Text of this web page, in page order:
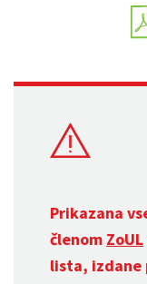
Prikazana
členom ZoUL
lista, izdane